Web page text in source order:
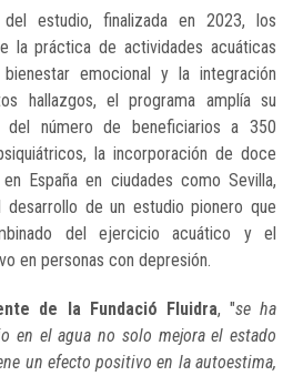
estudio, finalizada en 2023, los
la práctica de actividades acuáticas
emocional y la integración
hallazgos, el programa amplía su
del número de beneficiarios a 350
la incorporación de doce
España en ciudades como Sevilla,
de un estudio pionero que
del ejercicio acuático y el
en personas con depresión.
de la Fundació Fluidra, "se ha
en el agua no solo mejora el estado
un efecto positivo en la autoestima,